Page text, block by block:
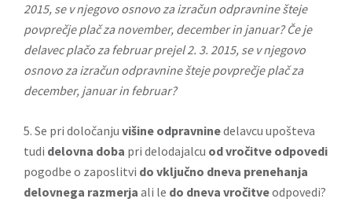
2015, se v njegovo osnovo za izračun odpravnine šteje
povprečje plač za november, december in januar? Če je
delavec plačo za februar prejel 2. 3. 2015, se v njegovo
osnovo za izračun odpravnine šteje povprečje plač za
december, januar in februar?
5. Se pri določanju višine odpravninedelavcu upošteva
tudi delovna doba pri delodajalcu od vročitve odpovedi
pogodbe o zaposlitvi do vključno dneva prenehanja
delovnega razmerja ali le do dneva vročitveodpovedi?